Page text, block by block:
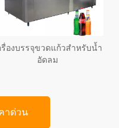
รื่องบรรจุขวดแก้วสำหรับน้ำ
อัดลม
าด่วน